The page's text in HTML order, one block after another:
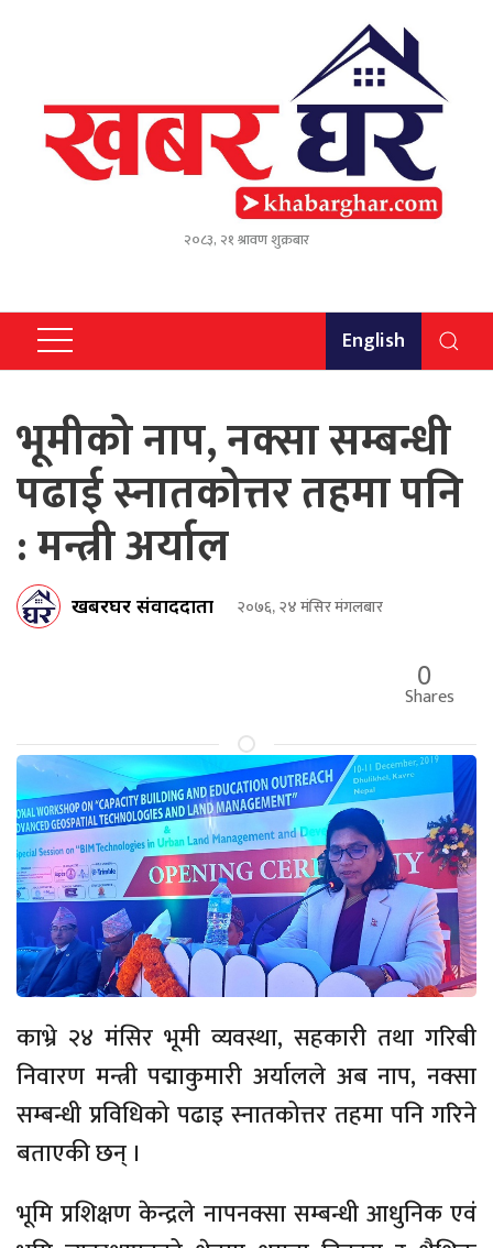
२०८३, २१ श्रावण शुक्रबार
English
भूमीको नाप, नक्सा सम्बन्धी
पढाई स्नातकोत्तर तहमा पनि
: मन्त्री अर्याल
खबरघर संवाददाता २०७६, २४ मंसिर मंगलबार
0
Shares
काभ्रे २४ मंसिर भूमी व्यवस्था, सहकारी तथा गरिबी
निवारण मन्त्री पद्माकुमारी अर्यालले अब नाप, नक्सा
सम्बन्धी प्रविधिको पढाइ स्नातकोत्तर तहमा पनि गरिने
बताएकी छन् ।
भूमि प्रशिक्षण केन्द्रले नापनक्सा सम्बन्धी आधुनिक एवं